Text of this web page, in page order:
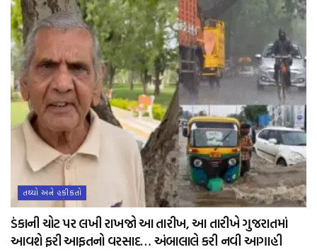
તથ્યો અને હકીકતો
ડંકાની ચોટ પર લખી રાખજો આ તારીખ, આ તારીખે ગુજરાતમાં
આવશે ફરી આફતનો વરસાદ… અંબાલાલે કરી નવી આગાહી